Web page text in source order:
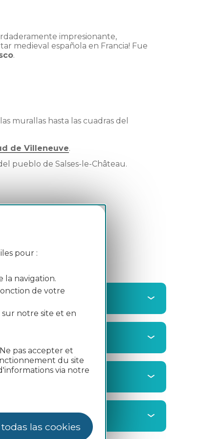
pour :
la navigation.
de votre
sur notre site et en
pas accepter et
du site
via notre
las cookies
impresionante,
medieval española en Francia! Fue
.
murallas hasta las cuadras del
de Villeneuve.
pueblo de Salses-le-Château.